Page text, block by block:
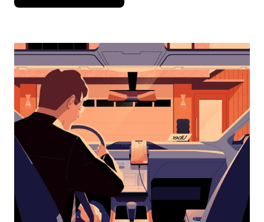
seta
interagir
o
calendário
selecionar
uma
data.
Pressione
a
tecla
“ESC”
o
calendário.